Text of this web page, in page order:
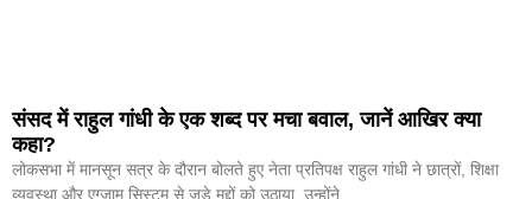
संसद में राहुल गांधी के एक शब्द पर मचा बवाल, जानें आखिर क्या
कहा?
लोकसभा में मानसून सत्र के दौरान बोलते हुए नेता प्रतिपक्ष राहुल गांधी ने छात्रों, शिक्षा
व्यवस्था और एग्जाम सिस्टम से जुड़े मुद्दों को उठाया. उन्होंने